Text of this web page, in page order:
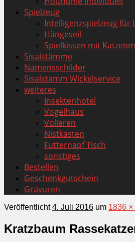
Spielzeug
Intelligenzspielzeug für
Hängeseil
Spielkissen mit
Sisalstämme
Namensschilder
Sisalstamm Wickelservice
weiteres
Insektenhotel
Vogelhaus
Volieren
Nistkasten
Futternapf Tisch
sonstiges
Bestellen
Geschenkgutschein
Gravuren
Veröffentlicht4. Juli 2016 um 1836 ×
Kratzbaum